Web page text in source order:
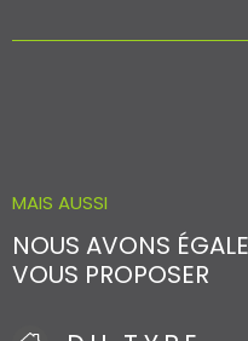
MAIS AUSSI
NOUS AVONS
VOUS PROPOSER